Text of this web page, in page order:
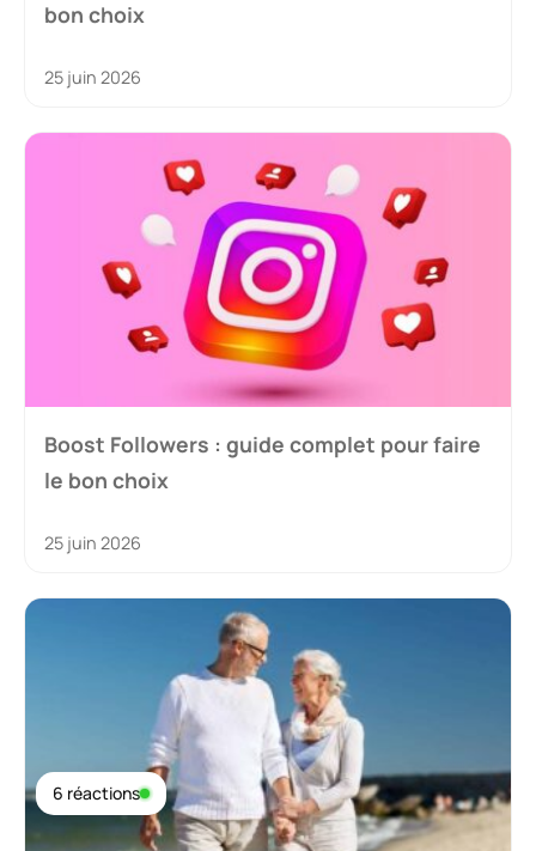
bon choix
25 juin 2026
Boost Followers : guide complet pour faire
le bon choix
25 juin 2026
6 réactions